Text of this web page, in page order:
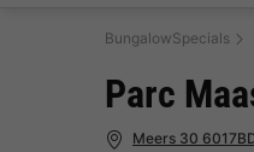
BungalowSpecials
Parc
Meers 30